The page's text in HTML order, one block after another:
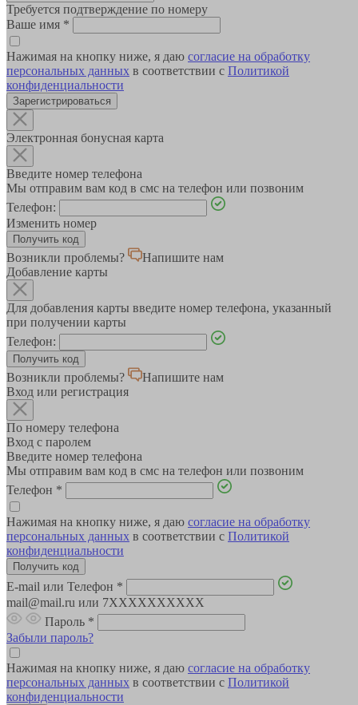
Требуется подтверждение по номеру
Ваше имя *
Нажимая на кнопку ниже, я даю согласие на обработку
персональных данных в соответствии с Политикой
конфиденциальности
Зарегистрироваться
Электронная бонусная карта
Введите номер телефона
Мы отправим вам код в смс на телефон или позвоним
Телефон:
Изменить номер
Возникли проблемы?
Напишите нам
Добавление карты
Для добавления карты введите номер телефона, указанный
при получении карты
Телефон:
Возникли проблемы?
Напишите нам
Вход или регистрация
По номеру телефона
Вход с паролем
Введите номер телефона
Мы отправим вам код в смс на телефон или позвоним
Телефон *
Нажимая на кнопку ниже, я даю согласие на обработку
персональных данных в соответствии с Политикой
конфиденциальности
E-mail или Телефон *
mail@mail.ru или 7XXXXXXXXXX
Пароль *
Забыли пароль?
Нажимая на кнопку ниже, я даю согласие на обработку
персональных данных в соответствии с Политикой
конфиденциальности